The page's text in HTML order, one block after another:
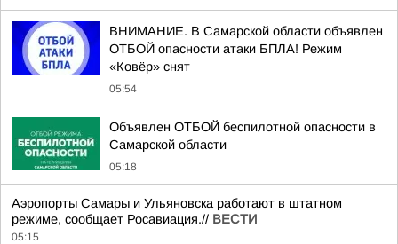
ВНИМАНИЕ. В Самарской области объявлен
ОТБОЙ опасности атаки БПЛА! Режим
«Ковёр» снят
05:54
Объявлен ОТБОЙ беспилотной опасности в
Самарской области
05:18
Аэропорты Самары и Ульяновска работают в штатном
режиме, сообщает Росавиация.// ВЕСТИ
05:15